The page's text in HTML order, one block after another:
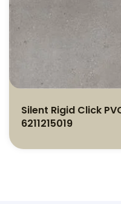
Silent Rigid Click
6211215019